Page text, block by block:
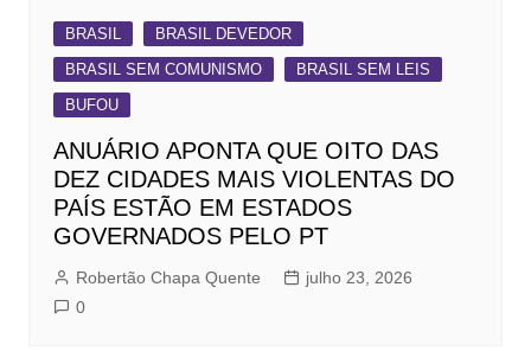
BRASIL
BRASIL DEVEDOR
BRASIL SEM COMUNISMO
BRASIL SEM LEIS
BUFOU
ANUÁRIO APONTA QUE OITO DAS
DEZ CIDADES MAIS VIOLENTAS DO
PAÍS ESTÃO EM ESTADOS
GOVERNADOS PELO PT
Robertão Chapa Quente
julho 23, 2026
0